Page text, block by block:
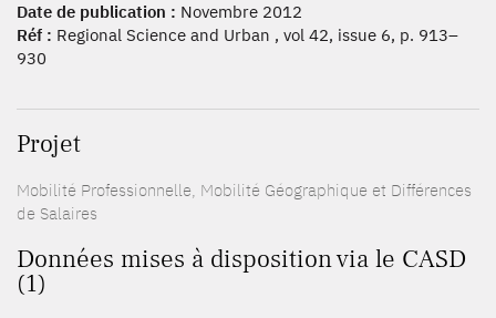
Date de publication : Novembre 2012
Réf : Regional Science and Urban , vol 42, issue 6, p. 913–
930
Projet
Mobilité Professionnelle, Mobilité Géographique et Différences
de Salaires
Données mises à disposition via le CASD
(1)